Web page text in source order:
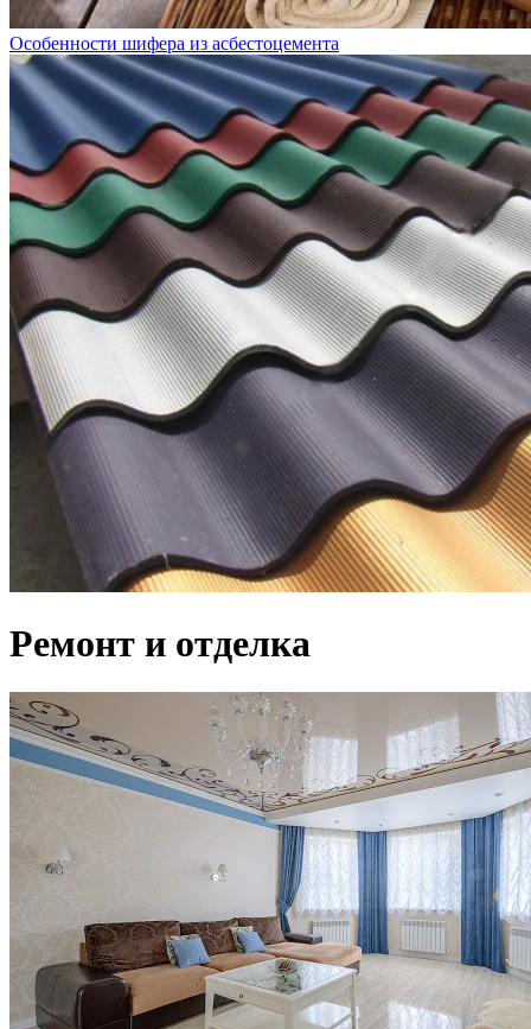
Особенности шифера из асбестоцемента
Ремонт и отделка